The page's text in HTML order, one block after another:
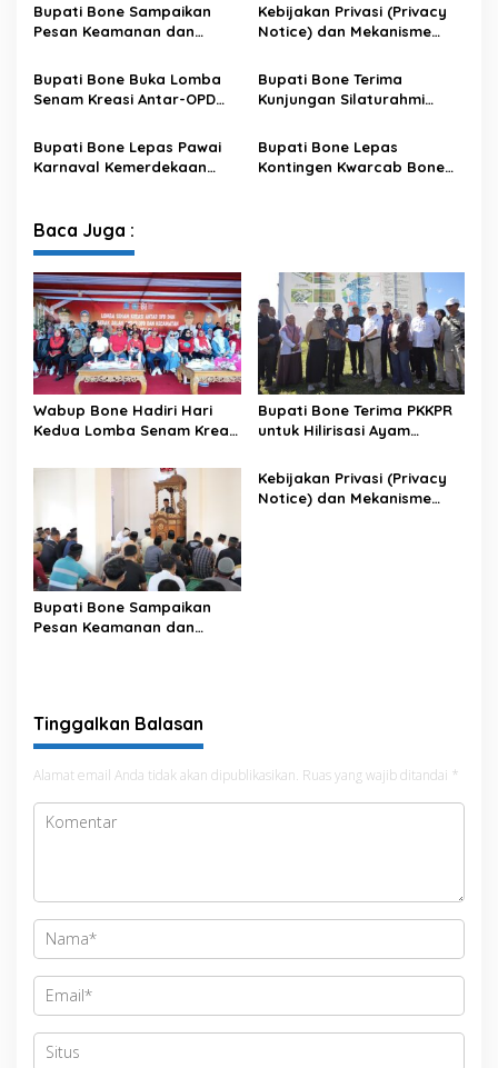
Bupati Bone Sampaikan
Pesan Keamanan dan
Kebijakan Privasi (Privacy
Notice) dan Mekanisme
Data pada Portal Bone
Satu Data
Bupati Bone Buka Lomba
Senam Kreasi Antar-OPD
Bupati Bone Terima
Kunjungan Silaturahmi
XIV/Hasanuddin
Bupati Bone Lepas Pawai
Karnaval Kemerdekaan
Bupati Bone Lepas
Kontingen Kwarcab Bone
Baca Juga :
Wabup Bone Hadiri Hari
Kedua Lomba Senam Kreasi
Bupati Bone Terima PKKPR
untuk Hilirisasi Ayam
Bupati Bone Sampaikan
Pesan Keamanan dan
Kebijakan Privasi (Privacy
Notice) dan Mekanisme
Tinggalkan Balasan
Alamat email Anda tidak akan dipublikasikan. Ruas yang wajib ditandai *